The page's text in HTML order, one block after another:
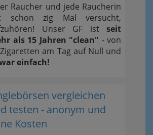
Raucher und jede Raucherin
schon zig Mal versucht,
Unser GF ist seit
als 15 Jahren "clean" - von
am Tag auf Null und
einfach!
vergleichen
testen - anonym und
Kosten